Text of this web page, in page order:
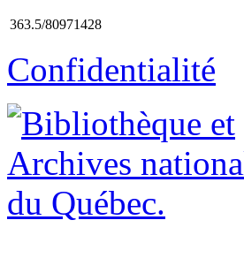
363.5/80971428
Confidentialité